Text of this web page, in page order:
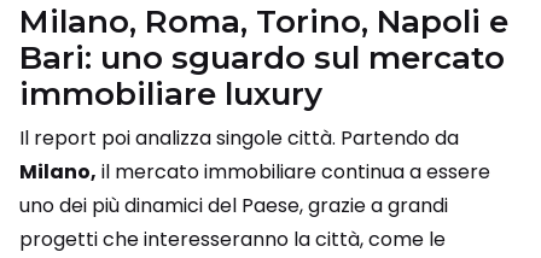
Milano, Roma, Torino, Napoli e
Bari: uno sguardo sul mercato
immobiliare luxury
Il report poi analizza singole città. Partendo da
Milano, il mercato immobiliare continua a essere
uno dei più dinamici del Paese, grazie a grandi
progetti che interesseranno la città, come le